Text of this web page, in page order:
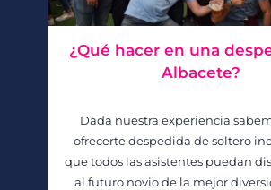
¿Qué hacer en una
Albacete?
Dada nuestra experiencia
ofrecerte despedida de soltero
que todos las asistentes puedan
al futuro novio de la mejor